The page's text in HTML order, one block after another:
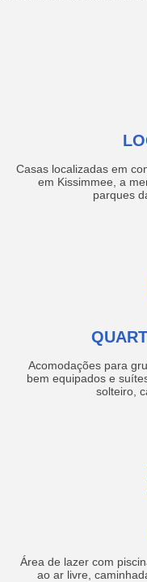
Casas localizadas em
em Kissimmee, a
parques
Acomodações para
bem equipados e
solteiro,
Área de lazer com
ao ar livre,